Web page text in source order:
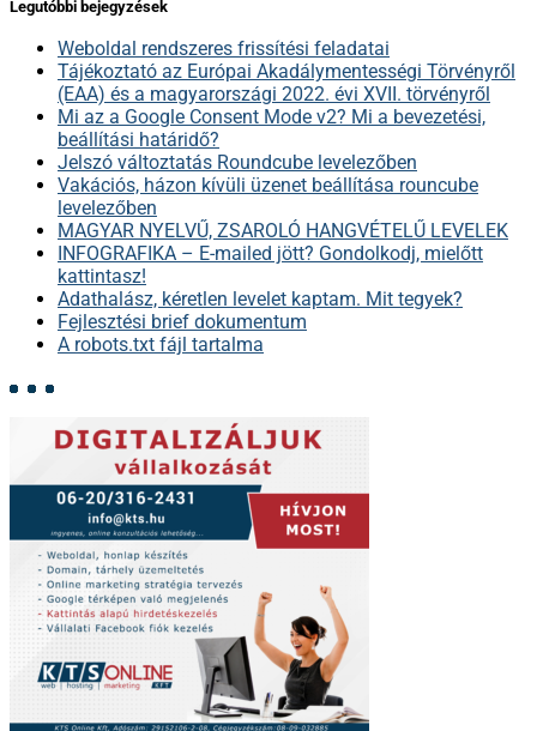
Legutóbbi bejegyzések
Weboldal rendszeres frissítési feladatai
Tájékoztató az Európai Akadálymentességi Törvényről
(EAA) és a magyarországi 2022. évi XVII. törvényről
Mi az a Google Consent Mode v2? Mi a bevezetési,
beállítási határidő?
Jelszó változtatás Roundcube levelezőben
Vakációs, házon kívüli üzenet beállítása rouncube
levelezőben
MAGYAR NYELVŰ, ZSAROLÓ HANGVÉTELŰ LEVELEK
INFOGRAFIKA – E-mailed jött? Gondolkodj, mielőtt
kattintasz!
Adathalász, kéretlen levelet kaptam. Mit tegyek?
Fejlesztési brief dokumentum
A robots.txt fájl tartalma